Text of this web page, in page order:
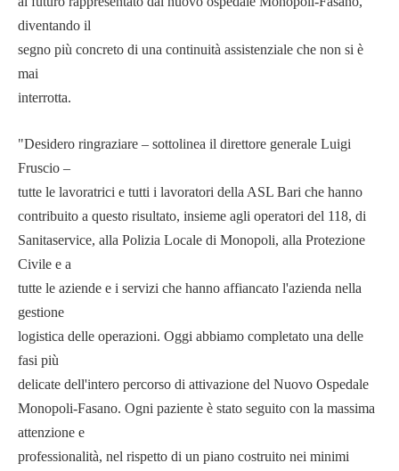
diventando il
segno più concreto di una continuità assistenziale che non si è
mai
interrotta.
"Desidero ringraziare – sottolinea il direttore generale Luigi
Fruscio –
tutte le lavoratrici e tutti i lavoratori della ASL Bari che hanno
contribuito a questo risultato, insieme agli operatori del 118, di
Sanitaservice, alla Polizia Locale di Monopoli, alla Protezione
Civile e a
tutte le aziende e i servizi che hanno affiancato l'azienda nella
gestione
logistica delle operazioni. Oggi abbiamo completato una delle
fasi più
delicate dell'intero percorso di attivazione del Nuovo Ospedale
Monopoli-Fasano. Ogni paziente è stato seguito con la massima
attenzione e
professionalità, nel rispetto di un piano costruito nei minimi